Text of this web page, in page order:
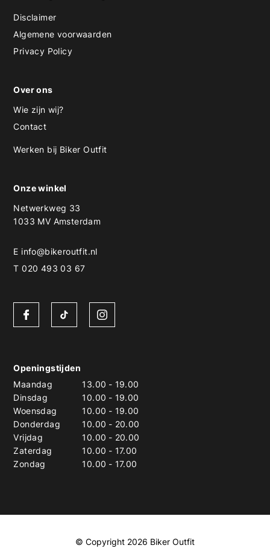
Disclaimer
Algemene voorwaarden
Privacy Policy
Over ons
Wie zijn wij?
Contact
Werken bij Biker Outfit
Onze winkel
Netwerkweg 33
1033 MV Amsterdam
E info@bikeroutfit.nl
T 020 493 03 67
Openingstijden
Maandag
13.00 - 19.00
Dinsdag
10.00 - 19.00
Woensdag
10.00 - 19.00
Donderdag
10.00 - 20.00
Vrijdag
10.00 - 20.00
Zaterdag
10.00 - 17.00
Zondag
10.00 - 17.00
© Copyright 2026 Biker Outfit